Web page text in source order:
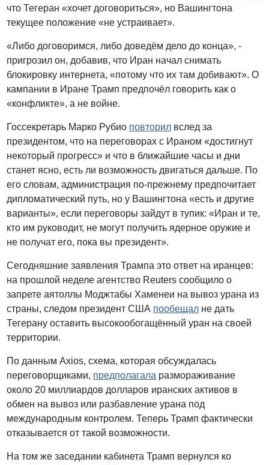
что Тегеран «хочет договориться», но Вашингтона
текущее положение «не устраивает».
«Либо договоримся, либо доведём дело до конца», -
пригрозил он, добавив, что Иран начал снимать
блокировку интернета, «потому что их там добивают». О
кампании в Иране Трамп предпочёл говорить как о
«конфликте», а не войне.
Госсекретарь Марко Рубио повторил вслед за
президентом, что на переговорах с Ираном «достигнут
некоторый прогресс» и что в ближайшие часы и дни
станет ясно, есть ли возможность двигаться дальше. По
его словам, администрация по-прежнему предпочитает
дипломатический путь, но у Вашингтона «есть и другие
варианты», если переговоры зайдут в тупик: «Иран и те,
кто им руководит, не могут получить ядерное оружие и
не получат его, пока вы президент».
Сегодняшние заявления Трампа это ответ на иранцев:
на прошлой неделе агентство Reuters сообщило о
запрете аятоллы Моджтабы Хаменеи на вывоз урана из
страны, следом президент США пообещал не дать
Тегерану оставить высокообогащённый уран на своей
территории.
По данным Axios, схема, которая обсуждалась
переговорщиками, предполагала размораживание
около 20 миллиардов долларов иранских активов в
обмен на вывоз или разбавление урана под
международным контролем. Теперь Трамп фактически
отказывается от такой возможности.
На том же заседании кабинета Трамп вернулся ко